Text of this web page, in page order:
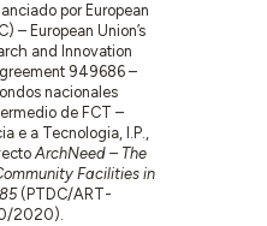
por European
– European Union’s
and Innovation
949686 –
nacionales
de FCT –
e a Tecnologia, I.P.,
ArchNeed – The
Facilities in
(PTDC/ART-
2020).